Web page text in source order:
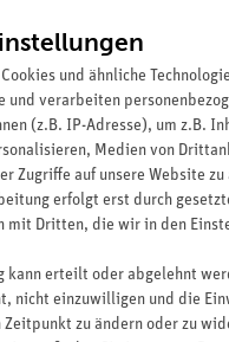
Konsequenz zu einem
Unsere Lösungen
in der
Aspekte dar
Experimentiersets und
dieBiologie im Unterricht
Beliebtheitslevel.
und ähnliche
und verarbeiten
(z.B. IP-Adresse), um z.B.
Medien von
Zugriffe auf unsere Website
erfolgt erst durch
mit Dritten, die wir in den
kann erteilt oder abgelehnt
nicht einzuwilligen und die
Zeitpunkt zu ändern oder zu